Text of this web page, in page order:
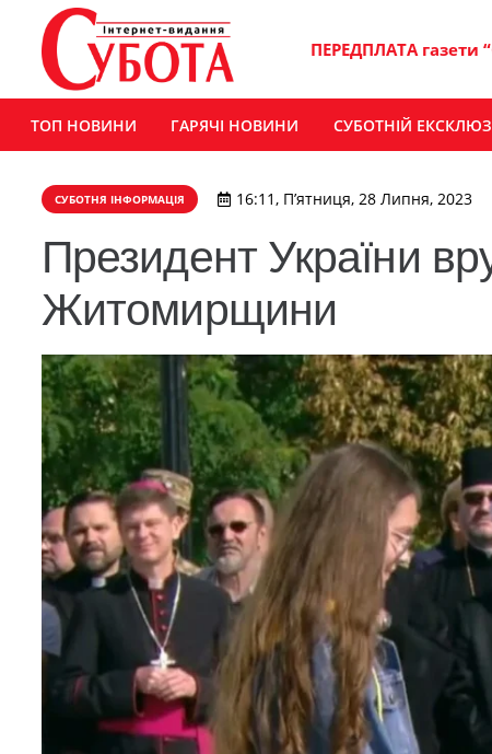
ПЕРЕДПЛАТА газети
ТОП НОВИНИ ГАРЯЧІ НОВИНИ СУБОТНІЙ
СУБОТНЯ ІНФОРМАЦІЯ 16:11, П’ятниця, 28 Липня, 2023
Президент України
Житомирщини